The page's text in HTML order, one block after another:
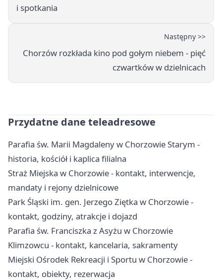
i spotkania
Następny >>
Chorzów rozkłada kino pod gołym niebem - pięć
czwartków w dzielnicach
Przydatne dane teleadresowe
Parafia św. Marii Magdaleny w Chorzowie Starym -
historia, kościół i kaplica filialna
Straż Miejska w Chorzowie - kontakt, interwencje,
mandaty i rejony dzielnicowe
Park Śląski im. gen. Jerzego Ziętka w Chorzowie -
kontakt, godziny, atrakcje i dojazd
Parafia św. Franciszka z Asyżu w Chorzowie
Klimzowcu - kontakt, kancelaria, sakramenty
Miejski Ośrodek Rekreacji i Sportu w Chorzowie -
kontakt, obiekty, rezerwacja